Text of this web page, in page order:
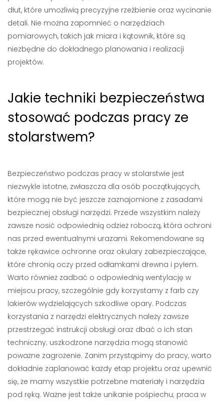
dłut, które umożliwią precyzyjne rzeźbienie oraz wycinanie
detali. Nie można zapomnieć o narzędziach
pomiarowych, takich jak miara i kątownik, które są
niezbędne do dokładnego planowania i realizacji
projektów.
Jakie techniki bezpieczeństwa
stosować podczas pracy ze
stolarstwem?
Bezpieczeństwo podczas pracy w stolarstwie jest
niezwykle istotne, zwłaszcza dla osób początkujących,
które mogą nie być jeszcze zaznajomione z zasadami
bezpiecznej obsługi narzędzi. Przede wszystkim należy
zawsze nosić odpowiednią odzież roboczą, która ochroni
nas przed ewentualnymi urazami. Rekomendowane są
także rękawice ochronne oraz okulary zabezpieczające,
które chronią oczy przed odłamkami drewna i pyłem.
Warto również zadbać o odpowiednią wentylację w
miejscu pracy, szczególnie gdy korzystamy z farb czy
lakierów wydzielających szkodliwe opary. Podczas
korzystania z narzędzi elektrycznych należy zawsze
przestrzegać instrukcji obsługi oraz dbać o ich stan
techniczny; uszkodzone narzędzia mogą stanowić
poważne zagrożenie. Zanim przystąpimy do pracy, warto
dokładnie zaplanować każdy etap projektu oraz upewnić
się, że mamy wszystkie potrzebne materiały i narzędzia
pod ręką. Ważne jest także unikanie pośpiechu; praca w